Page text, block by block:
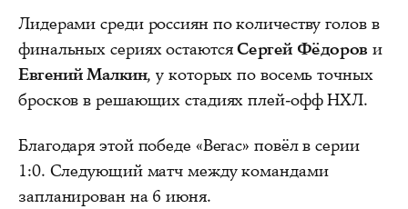
Лидерами среди россиян по количеству голов в
финальных сериях остаютсяСергей Фёдоров и
Евгений Малкин, у которых по восемь точных
бросков в решающих стадиях плей-офф НХЛ.
Благодаря этой победе «Вегас» повёл в серии
1:0. Следующий матч между командами
запланирован на 6 июня.